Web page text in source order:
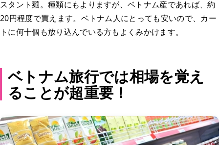
スタント麺。種類にもよりますが、ベトナム産であれば、約
20円程度で買えます。ベトナム人にとっても安いので、カー
トに何十個も放り込んでいる方もよくみかけます。
ベトナム旅行では相場を覚え
ることが超重要！